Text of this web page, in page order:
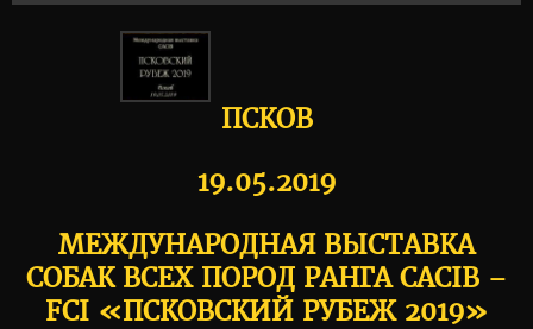
ПСКОВ
19.05.2019
МЕЖДУНАРОДНАЯ ВЫСТАВКА
СОБАК ВСЕХ ПОРОД РАНГА CACIB –
FCI «ПСКОВСКИЙ РУБЕЖ 2019»